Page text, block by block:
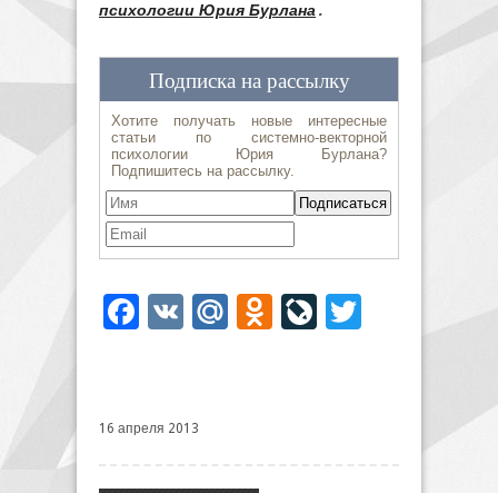
психологии Юрия Бурлана.
Facebook
VK Mail.Ru Odnoklassniki
LiveJournal
16 апреля 2013